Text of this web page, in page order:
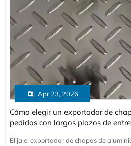
 Apr 23, 2026
Cómo elegir un exportador de
pedidos con largos plazos de
Elija el exportador de chapas de